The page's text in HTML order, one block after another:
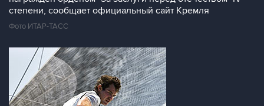
степени, сообщает официальный сайт Кремля
Фото ИТАР-ТАСС